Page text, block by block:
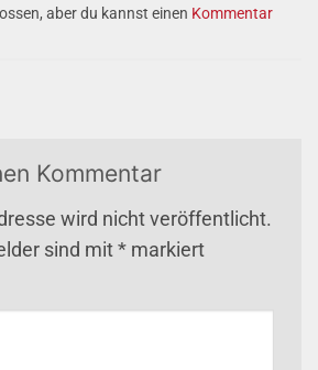
aber du kannst einen Kommentar
Kommentar
wird nicht veröffentlicht.
sind mit * markiert